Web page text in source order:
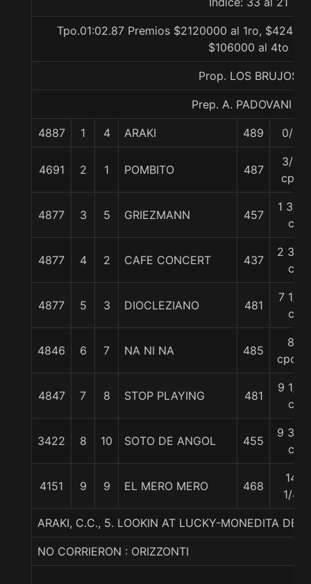
Tpo.01:02.87 Premios $2120000 al 1ro,
$106000 al 4to
Prop. LOS BRUJOS
Prep. A. PADOVANI E.
4887 1 4 ARAKI 489 0/0
4691 2 1 POMBITO 487
3/4
cpo
4877 3 5 GRIEZMANN 457
1 3/4
c
4877 4 2 CAFE CONCERT 437
2 3/4
c
4877 5 3 DIOCLEZIANO 481
7 1/4
c
4846 6 7 NA NI NA 485
8
cpos.
4847 7 8 STOP PLAYING 481
9 1/4
c
3422 8 10 SOTO DE ANGOL 455
9 3/4
c
4151 9 9 EL MERO MERO 468
14
1/4
ARAKI, C.C., 5. LOOKIN AT LUCKY-MONEDITA DE
NO CORRIERON : ORIZZONTI